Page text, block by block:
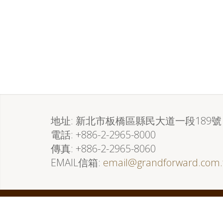
地址 新北市板橋區縣民大道一段189號
電話 +886-2-2965-8000
傳真 +886-2-2965-8060
EMAIL信箱